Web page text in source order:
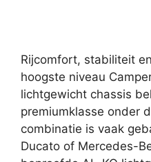
Rijcomfort, stabiliteit
hoogste niveau
lichtgewicht chassis
premiumklasse onder
combinatie is vaak
Ducato of Mercedes-